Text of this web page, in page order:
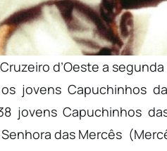
d’Oeste a
jovens Capuchinhos
jovens Capuchinhos
das Mercês